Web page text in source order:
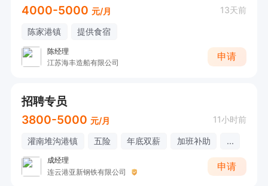
4000-5000 元/月 13天前
陈家港镇 提供食宿
陈经理
江苏海丰造船有限公司
申请
招聘专员
3800-5000 元/月 11小时前
灌南堆沟港镇 五险 年底双薪 加班补助 ...
成经理
连云港亚新钢铁有限公司
申请